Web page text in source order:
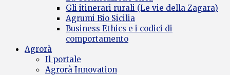
Gli itinerari rurali (Le vie della Zagara)
Agrumi Bio Sicilia
Business Ethics e i codici di
comportamento
Agrorà
Il portale
Agrorà Innovation